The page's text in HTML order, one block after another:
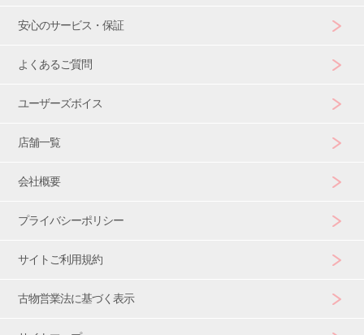
安心のサービス・保証
よくあるご質問
ユーザーズボイス
店舗一覧
会社概要
プライバシーポリシー
サイトご利用規約
古物営業法に基づく表示